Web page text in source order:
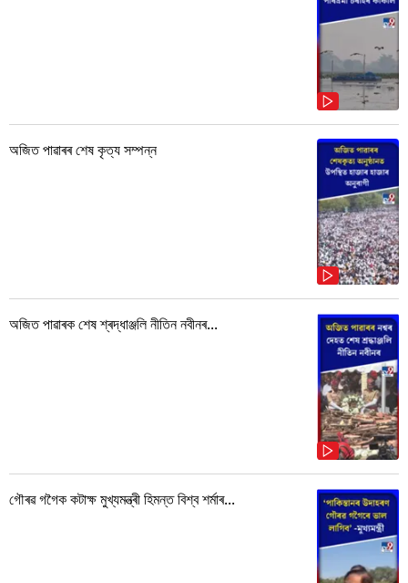
অজিত পাৱাৰৰ শেষ কৃত্য সম্পন্ন
অজিত পাৱাৰক শেষ শ্ৰদ্ধাঞ্জলি নীতিন নবীনৰ...
গৌৰৱ গগৈক কটাক্ষ মুখ্যমন্ত্ৰী হিমন্ত বিশ্ব শৰ্মাৰ...